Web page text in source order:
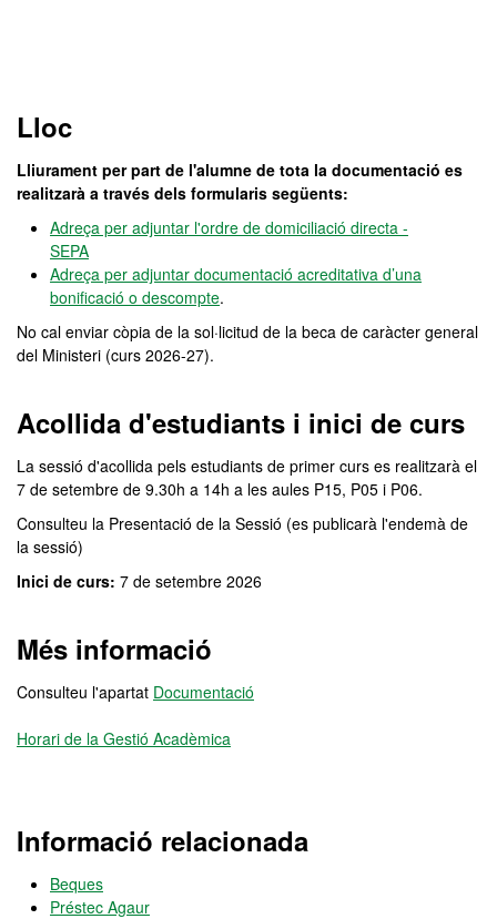
Lloc
Lliurament per part de l'alumne de tota la documentació es
realitzarà a través dels formularis següents:
Adreça per adjuntar l'ordre de domiciliació directa -
SEPA
Adreça per adjuntar documentació acreditativa d’una
bonificació o descompte.
No cal enviar còpia de la sol·licitud de la beca de caràcter general
del Ministeri (curs 2026-27).
Acollida d'estudiants i inici de curs
La sessió d'acollida pels estudiants de primer curs es realitzarà el
7 de setembre de 9.30h a 14h a les aules P15, P05 i P06.
Consulteu la Presentació de la Sessió (es publicarà l'endemà de
la sessió)
Inici de curs: 7 de setembre 2026
Més informació
Consulteu l'apartat Documentació
Horari de la Gestió Acadèmica
Informació relacionada
Beques
Préstec Agaur